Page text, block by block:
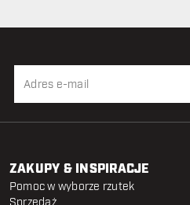
ZAKUPY & INSPIRACJE
Pomoc w wyborze rzutek
Sprzedaż